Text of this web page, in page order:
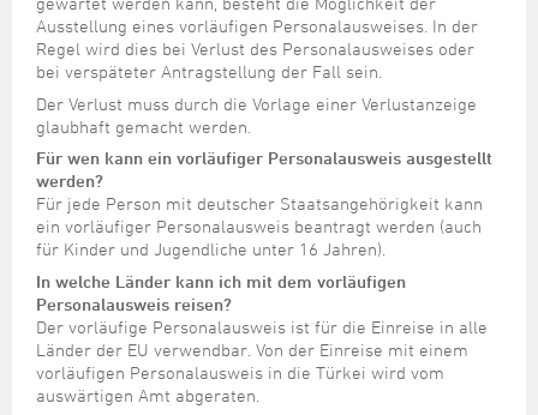
Kriminalprävention
Notrufe/Notdienste
Senioren
Soziales
Steuer- und Abgabenangelegenheiten
Umwelt-, Natur- und Klimaschutz
Verkehr und Mobilität
Wohnen, Bauen
Wahlen
Familie und Kinder
Geburt
Heirat und Partnerschaft
Ruhestand und Alter
Schule
Sterbefall
Umzug und Neubürger
Wohnen und Verbrauchen
Bundes-/Landesbehörden
Beflaggungskalender
Bauleitplanung
Dienstleistungen von A bis Z
Elektronisches Amtsblatt für die Stadt Wilhelmshaven
Formulare
Online-Terminvergabe
Politik & Verwaltung
Pressemitteilungen
Ratsinformationssystem
Städtische Dienststellen
Hafenbereiche und Terminals
Infrastruktur
Regionalmanagement Strukturwandel Kohleausstieg
Standortdaten
Wirtschaftsstruktur
BIWAQ V
Finanzierungshilfen
Infomaterial und Links
KMU-Programm
Krisenhilfe
Regionale Kooperationen
Unternehmensnachfolge
Unterstützung für ExistenzgründerInnen
Zukunftsregion JadeBay
Forschung und Lehre
Jade Hochschule
Musikschule
Schulen
Schulkindergarten
Stadtarchiv
Stadtbibliothek
Volkshochschule
Weiterbildung
Übersicht
Archiv
Datenkatalog
Statistische Veröffentlichungen
Jobs, Karriere
Stellenausschreibungen der Stadt
Ausbildung & Studium
Stadt Wilhelmshaven
Sehenswürdigkeiten
Prospektmaterial
Gezeitenkalender
Großveranstaltungen
Tourist-Card
Unterkünfte
Heutige Veranstaltungen
Vorschau 7 Tage
Vorschau 1 Monat
Übersicht
Freizeithinweise
Informationsparcours Revolution 18/19
Kultureinrichtungen
Kulturzentrum Pumpwerk
Maritime Meile
Schiffe, Häfen und Meer erleben
Sportangebot
Städtepartnerschaften
Ausstellung eines vorläufigen Personalausweises. In der
Regel wird dies bei Verlust des Personalausweises oder
bei verspäteter Antragstellung der Fall sein.
Der Verlust muss durch die Vorlage einer Verlustanzeige
glaubhaft gemacht werden.
Für wen kann ein vorläufiger Personalausweis ausgestellt
werden?
Für jede Person mit deutscher Staatsangehörigkeit kann
ein vorläufiger Personalausweis beantragt werden (auch
für Kinder und Jugendliche unter 16 Jahren).
In welche Länder kann ich mit dem vorläufigen
Personalausweis reisen?
Der vorläufige Personalausweis ist für die Einreise in alle
Länder der EU verwendbar. Von der Einreise mit einem
vorläufigen Personalausweis in die Türkei wird vom
auswärtigen Amt abgeraten.